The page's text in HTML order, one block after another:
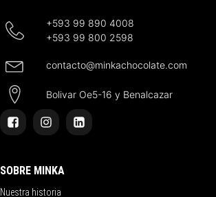
+593 99 890 4008
+593 99 800 2598
contacto@minkachocolate.com
Bolivar Oe5-16 y Benalcazar
SOBRE MINKA
Nuestra historia